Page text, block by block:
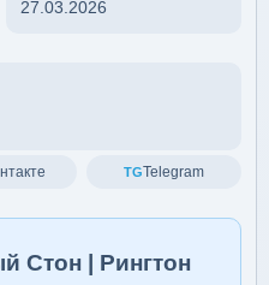
27.03.2026
TGTelegram
Стон | Рингтон